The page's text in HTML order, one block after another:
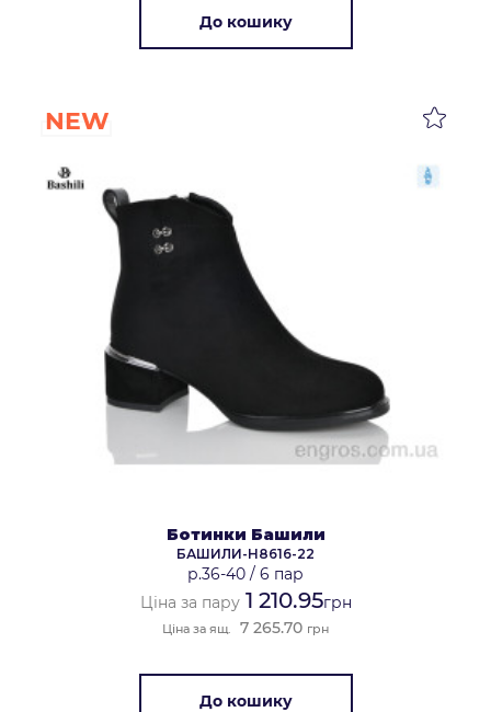
До кошику
NEW
Ботинки Башили
БАШИЛИ-H8616-22
р.36-40 / 6 пар
Ціна за пару1 210.95грн
Ціна за ящ. 7 265.70 грн
До кошику